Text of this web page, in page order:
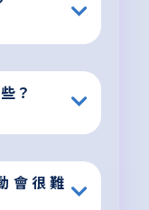
？
會很難